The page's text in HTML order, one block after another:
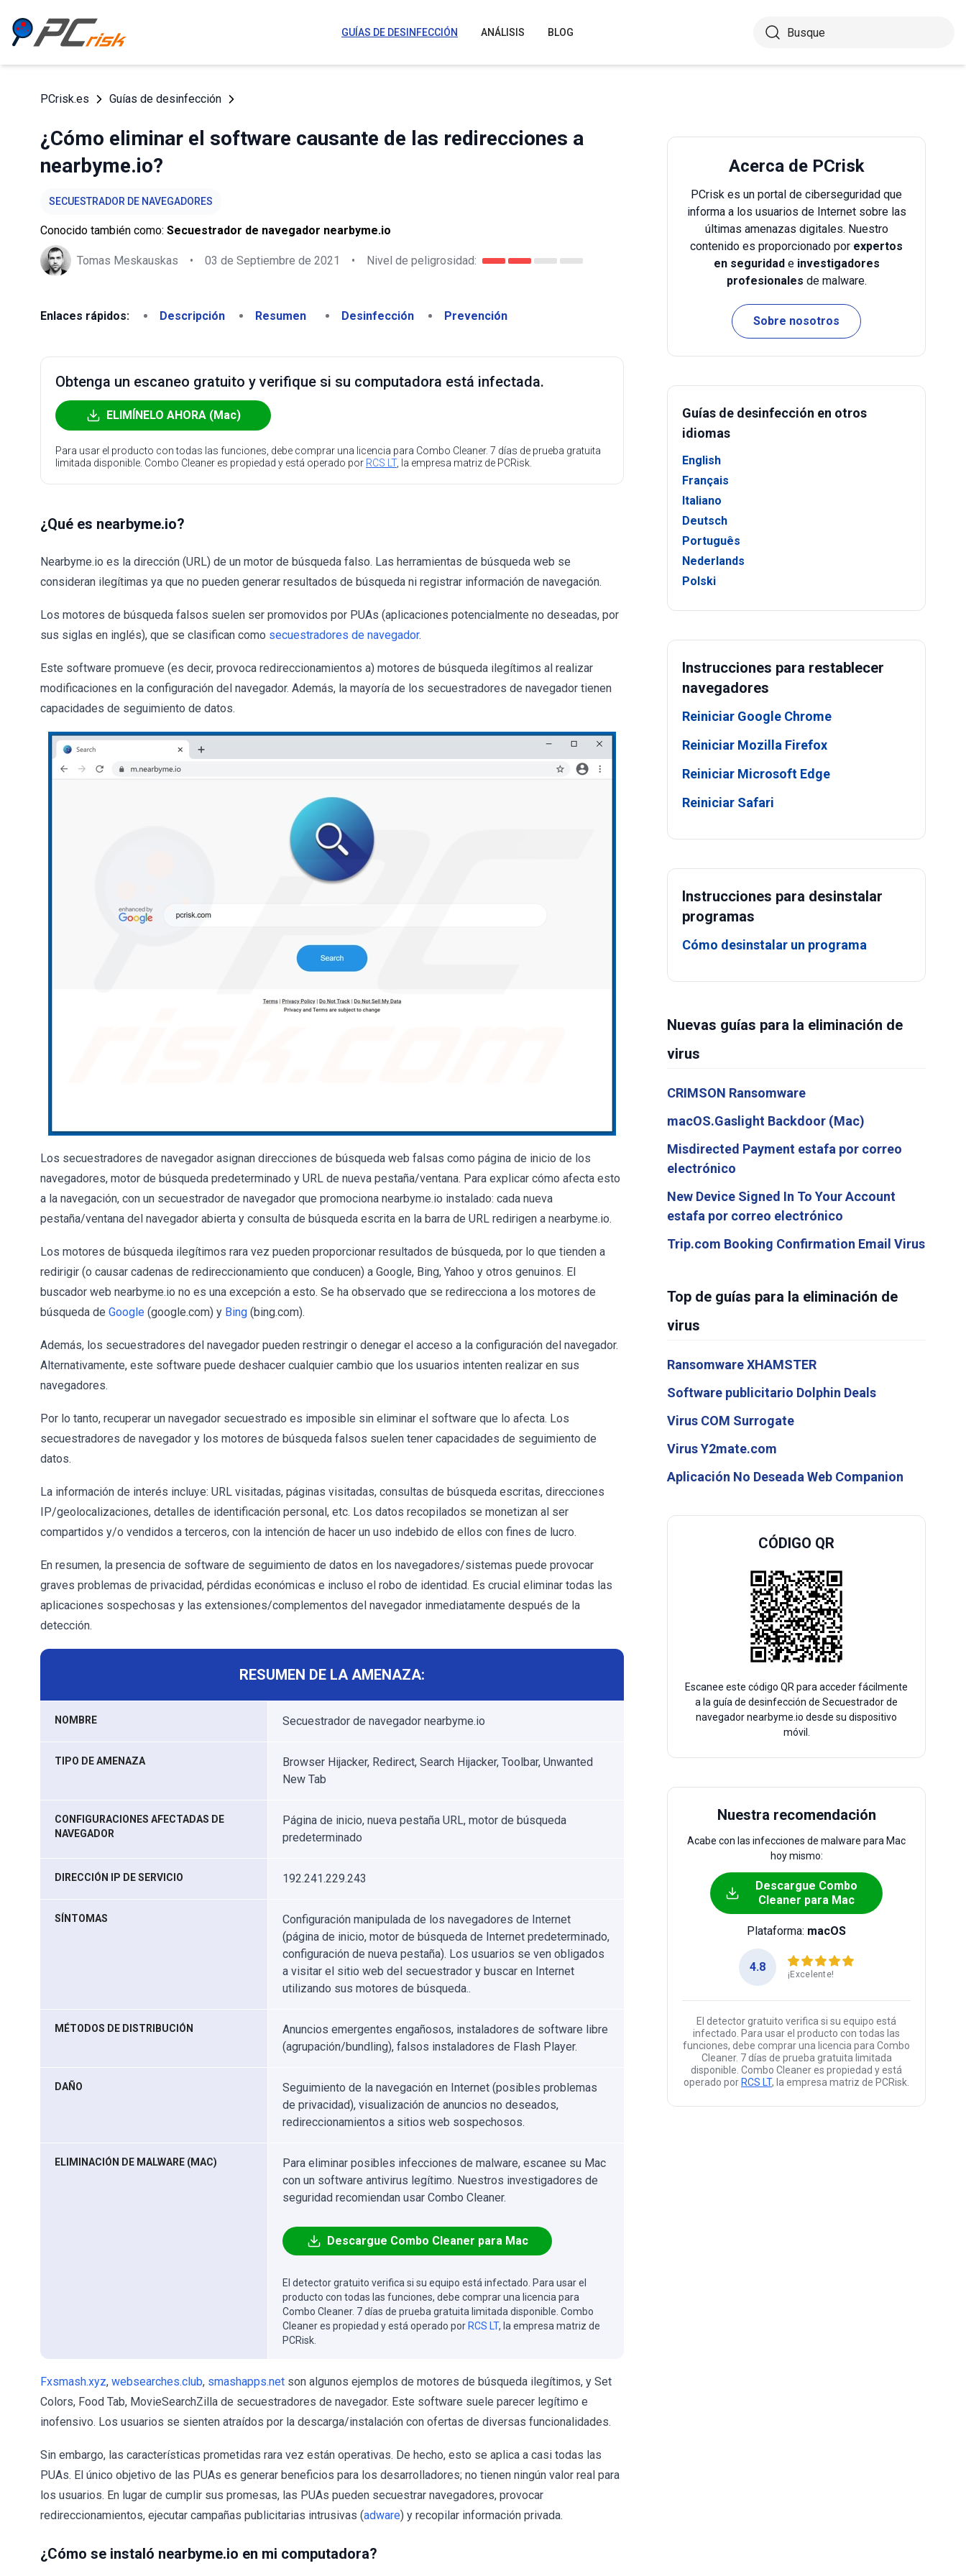
GUÍAS DE DESINFECCIÓN ANÁLISIS BLOG
PCrisk.es Guías de desinfección
¿Cómo eliminar el software causante de las redirecciones a
nearbyme.io?
SECUESTRADOR DE NAVEGADORES
Conocido también como: Secuestrador de navegador nearbyme.io
Tomas Meskauskas • 03 de Septiembre de 2021 • Nivel de peligrosidad:
Enlaces rápidos: Descripción Resumen Desinfección Prevención
Obtenga un escaneo gratuito y verifique si su computadora está infectada.
ELIMÍNELO AHORA (Mac)
Para usar el producto con todas las funciones, debe comprar una licencia para Combo Cleaner. 7 días de prueba gratuita
limitada disponible. Combo Cleaner es propiedad y está operado por RCS LT, la empresa matriz de PCRisk.
¿Qué es nearbyme.io?
Nearbyme.io es la dirección (URL) de un motor de búsqueda falso. Las herramientas de búsqueda web se
consideran ilegítimas ya que no pueden generar resultados de búsqueda ni registrar información de navegación.
Los motores de búsqueda falsos suelen ser promovidos por PUAs (aplicaciones potencialmente no deseadas, por
sus siglas en inglés), que se clasifican como secuestradores de navegador.
Este software promueve (es decir, provoca redireccionamientos a) motores de búsqueda ilegítimos al realizar
modificaciones en la configuración del navegador. Además, la mayoría de los secuestradores de navegador tienen
capacidades de seguimiento de datos.
Los secuestradores de navegador asignan direcciones de búsqueda web falsas como página de inicio de los
navegadores, motor de búsqueda predeterminado y URL de nueva pestaña/ventana. Para explicar cómo afecta esto
a la navegación, con un secuestrador de navegador que promociona nearbyme.io instalado: cada nueva
pestaña/ventana del navegador abierta y consulta de búsqueda escrita en la barra de URL redirigen a nearbyme.io.
Los motores de búsqueda ilegítimos rara vez pueden proporcionar resultados de búsqueda, por lo que tienden a
redirigir (o causar cadenas de redireccionamiento que conducen) a Google, Bing, Yahoo y otros genuinos. El
buscador web nearbyme.io no es una excepción a esto. Se ha observado que se redirecciona a los motores de
búsqueda de Google (google.com) y Bing (bing.com).
Además, los secuestradores del navegador pueden restringir o denegar el acceso a la configuración del navegador.
Alternativamente, este software puede deshacer cualquier cambio que los usuarios intenten realizar en sus
navegadores.
Por lo tanto, recuperar un navegador secuestrado es imposible sin eliminar el software que lo afecta. Los
secuestradores de navegador y los motores de búsqueda falsos suelen tener capacidades de seguimiento de
datos.
La información de interés incluye: URL visitadas, páginas visitadas, consultas de búsqueda escritas, direcciones
IP/geolocalizaciones, detalles de identificación personal, etc. Los datos recopilados se monetizan al ser
compartidos y/o vendidos a terceros, con la intención de hacer un uso indebido de ellos con fines de lucro.
En resumen, la presencia de software de seguimiento de datos en los navegadores/sistemas puede provocar
graves problemas de privacidad, pérdidas económicas e incluso el robo de identidad. Es crucial eliminar todas las
aplicaciones sospechosas y las extensiones/complementos del navegador inmediatamente después de la
detección.
RESUMEN DE LA AMENAZA:
NOMBRE Secuestrador de navegador nearbyme.io
TIPO DE AMENAZA
Browser Hijacker, Redirect, Search Hijacker, Toolbar, Unwanted
New Tab
CONFIGURACIONES AFECTADAS DE
NAVEGADOR
Página de inicio, nueva pestaña URL, motor de búsqueda
predeterminado
DIRECCIÓN IP DE SERVICIO 192.241.229.243
SÍNTOMAS
Configuración manipulada de los navegadores de Internet
(página de inicio, motor de búsqueda de Internet predeterminado,
configuración de nueva pestaña). Los usuarios se ven obligados
a visitar el sitio web del secuestrador y buscar en Internet
utilizando sus motores de búsqueda..
MÉTODOS DE DISTRIBUCIÓN
Anuncios emergentes engañosos, instaladores de software libre
(agrupación/bundling), falsos instaladores de Flash Player.
DAÑO
Seguimiento de la navegación en Internet (posibles problemas
de privacidad), visualización de anuncios no deseados,
redireccionamientos a sitios web sospechosos.
ELIMINACIÓN DE MALWARE (MAC)
Para eliminar posibles infecciones de malware, escanee su Mac
con un software antivirus legítimo. Nuestros investigadores de
seguridad recomiendan usar Combo Cleaner.
Descargue Combo Cleaner para Mac
El detector gratuito verifica si su equipo está infectado. Para usar el
producto con todas las funciones, debe comprar una licencia para
Combo Cleaner. 7 días de prueba gratuita limitada disponible. Combo
Cleaner es propiedad y está operado por RCS LT, la empresa matriz de
PCRisk.
Fxsmash.xyz, websearches.club, smashapps.net son algunos ejemplos de motores de búsqueda ilegítimos, y Set
Colors, Food Tab, MovieSearchZilla de secuestradores de navegador. Este software suele parecer legítimo e
inofensivo. Los usuarios se sienten atraídos por la descarga/instalación con ofertas de diversas funcionalidades.
Sin embargo, las características prometidas rara vez están operativas. De hecho, esto se aplica a casi todas las
PUAs. El único objetivo de las PUAs es generar beneficios para los desarrolladores; no tienen ningún valor real para
los usuarios. En lugar de cumplir sus promesas, las PUAs pueden secuestrar navegadores, provocar
redireccionamientos, ejecutar campañas publicitarias intrusivas (adware) y recopilar información privada.
¿Cómo se instaló nearbyme.io en mi computadora?
Acerca de PCrisk
PCrisk es un portal de ciberseguridad que
informa a los usuarios de Internet sobre las
últimas amenazas digitales. Nuestro
contenido es proporcionado por expertos
en seguridade investigadores
profesionales de malware.
Sobre nosotros
Guías de desinfección en otros
idiomas
English
Français
Italiano
Deutsch
Português
Nederlands
Polski
Instrucciones para restablecer
navegadores
Reiniciar Google Chrome
Reiniciar Mozilla Firefox
Reiniciar Microsoft Edge
Reiniciar Safari
Instrucciones para desinstalar
programas
Cómo desinstalar un programa
Nuevas guías para la eliminación de
virus
CRIMSON Ransomware
macOS.Gaslight Backdoor (Mac)
Misdirected Payment estafa por correo
electrónico
New Device Signed In To Your Account
estafa por correo electrónico
Trip.com Booking Confirmation Email Virus
Top de guías para la eliminación de
virus
Ransomware XHAMSTER
Software publicitario Dolphin Deals
Virus COM Surrogate
Virus Y2mate.com
Aplicación No Deseada Web Companion
CÓDIGO QR
Escanee este código QR para acceder fácilmente
a la guía de desinfección de Secuestrador de
navegador nearbyme.io desde su dispositivo
móvil.
Nuestra recomendación
Acabe con las infecciones de malware para Mac
hoy mismo:
Descargue Combo
Cleaner para Mac
Plataforma: macOS
4.8
¡Excelente!
El detector gratuito verifica si su equipo está
infectado. Para usar el producto con todas las
funciones, debe comprar una licencia para Combo
Cleaner. 7 días de prueba gratuita limitada
disponible. Combo Cleaner es propiedad y está
operado por RCS LT, la empresa matriz de PCRisk.